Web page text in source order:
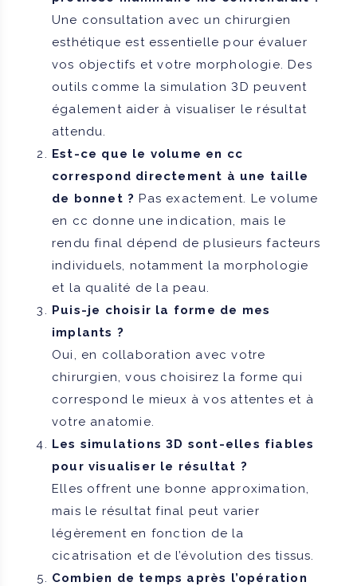
Une consultation avec un chirurgien
esthétique est essentielle pour évaluer
vos objectifs et votre morphologie. Des
outils comme la simulation 3D peuvent
également aider à visualiser le résultat
attendu.
Est-ce que le volume en cc
correspond directement à une taille
de bonnet ? Pas exactement. Le volume
en cc donne une indication, mais le
rendu final dépend de plusieurs facteurs
individuels, notamment la morphologie
et la qualité de la peau.
Puis-je choisir la forme de mes
implants ?
Oui, en collaboration avec votre
chirurgien, vous choisirez la forme qui
correspond le mieux à vos attentes et à
votre anatomie.
Les simulations 3D sont-elles fiables
pour visualiser le résultat ?
Elles offrent une bonne approximation,
mais le résultat final peut varier
légèrement en fonction de la
cicatrisation et de l’évolution des tissus.
Combien de temps après l’opération